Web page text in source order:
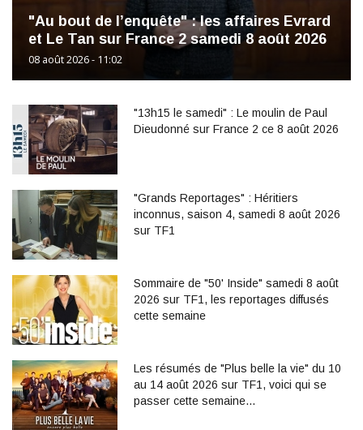
"Au bout de l’enquête" : les affaires Evrard
et Le Tan sur France 2 samedi 8 août 2026
08 août 2026 - 11:02
"13h15 le samedi" : Le moulin de Paul
Dieudonné sur France 2 ce 8 août 2026
"Grands Reportages" : Héritiers
inconnus, saison 4, samedi 8 août 2026
sur TF1
Sommaire de "50' Inside" samedi 8 août
2026 sur TF1, les reportages diffusés
cette semaine
Les résumés de "Plus belle la vie" du 10
au 14 août 2026 sur TF1, voici qui se
passer cette semaine...